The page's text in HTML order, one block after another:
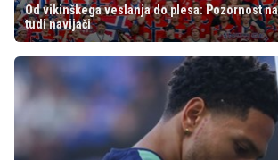
Od vikinškega veslanja do plesa: Pozornost
tudi navijači